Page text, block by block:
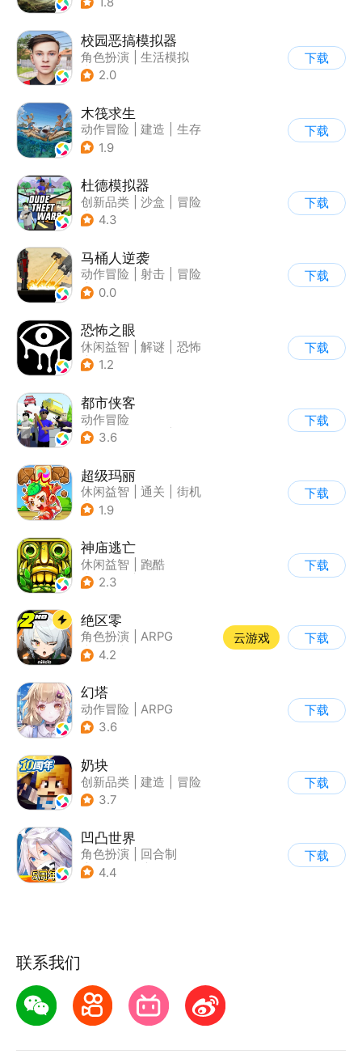
校园恶搞模拟器
角色扮演
生活模拟
| 写实
2.0
下载
木筏求生
动作冒险 建造
生存
| 写实
1.9
下载
杜德模拟器
创新品类 沙盒
冒险
| 写实
4.3
下载
马桶人逆袭
动作冒险 射击
冒险
| 像素风
0.0
下载
恐怖之眼
休闲益智 解谜
恐怖
| 单机
1.2
下载
都市侠客
动作冒险
| 第一人称射击
3.6
下载
超级玛丽
休闲益智 通关
街机
| 儿童游戏
1.9
下载
神庙逃亡
休闲益智
跑酷
| 欧美风
2.3
下载
绝区零
角色扮演
ARPG
| 冒险
4.2
云游戏 下载
幻塔
动作冒险
ARPG
| 奇幻
3.6
下载
奶块
创新品类 建造
冒险
| 开放世界
3.7
下载
凹凸世界
角色扮演
回合制
| 动漫改编
4.4
下载
联系我们